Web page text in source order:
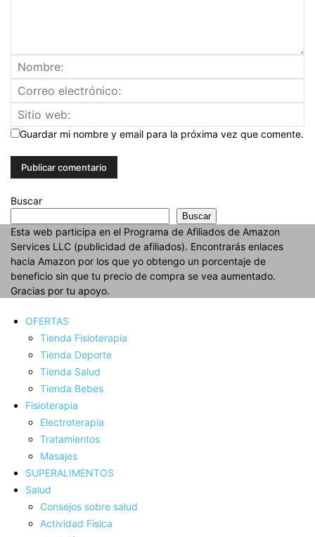
Guardar mi nombre y email para la próxima vez que comente.
Buscar
Buscar
Esta web participa en el Programa de Afiliados de Amazon
Services LLC (publicidad de afiliados). Encontrarás enlaces
hacia Amazon por los que yo obtengo un porcentaje de
beneficio sin que tu precio de compra se vea aumentado.
Gracias por tu apoyo.
OFERTAS
Tienda Fisioterapia
Tienda Deporte
Tienda Salud
Tienda Bebes
Fisioterapia
Electroterapia
Tratamientos
Masajes
SUPERALIMENTOS
Salud
Consejos sobre salud
Actividad Fí­sica